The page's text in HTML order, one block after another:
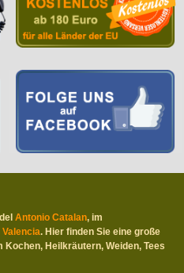
Antonio Catalan, im
. Hier finden Sie eine große
Heilkräutern, Weiden, Tees